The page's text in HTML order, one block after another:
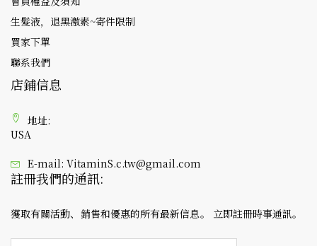
生髮液，退黑激素~寄件限制
買家下單
聯系我們
店鋪信息
地址:
USA
E-mail: VitaminS.c.tw@gmail.com
註冊我們的通訊:
獲取有關活動、銷售和優惠的所有最新信息。 立即註冊時事通訊。